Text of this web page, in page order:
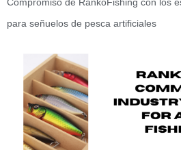
Compromiso de RankoFishing con los
para señuelos de pesca artificiales